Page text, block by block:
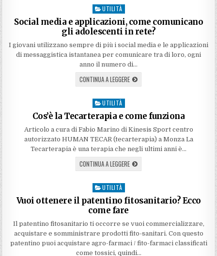
Posted
in
UTILITÀ
Social media e applicazioni, come comunicano
gli adolescenti in rete?
I giovani utilizzano sempre di più i social media e le applicazioni
di messaggistica istantanea per comunicare tra di loro, ogni
anno il numero di…
CONTINUA A LEGGERE
Posted
in
UTILITÀ
Cos’è la Tecarterapia e come funziona
Articolo a cura di Fabio Marino di Kinesis Sport centro
autorizzato HUMAN TECAR (tecarterapia) a Monza La
Tecarterapia è una terapia che negli ultimi anni è…
CONTINUA A LEGGERE
Posted
in
UTILITÀ
Vuoi ottenere il patentino fitosanitario? Ecco
come fare
Il patentino fitosanitario ti occorre se vuoi commercializzare,
acquistare e somministrare prodotti fito-sanitari. Con questo
patentino puoi acquistare agro-farmaci / fito-farmaci classificati
come tossici, quindi…